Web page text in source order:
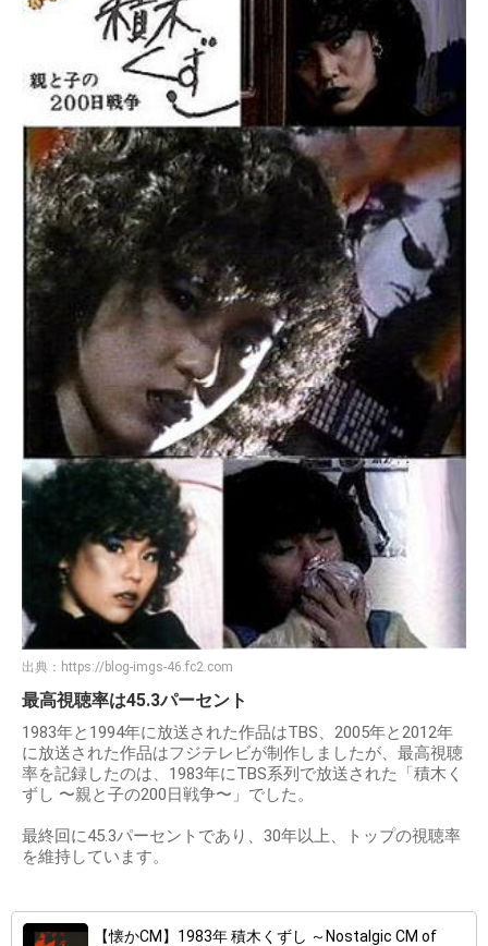
出典： https://blog-imgs-46.fc2.com
最高視聴率は45.3パーセント
1983年と1994年に放送された作品はTBS、2005年と2012年
に放送された作品はフジテレビが制作しましたが、最高視聴
率を記録したのは、1983年にTBS系列で放送された「積木く
ずし 〜親と子の200日戦争〜」でした。
最終回に45.3パーセントであり、30年以上、トップの視聴率
を維持しています。
【懐かCM】1983年 積木くずし ～Nostalgic CM of